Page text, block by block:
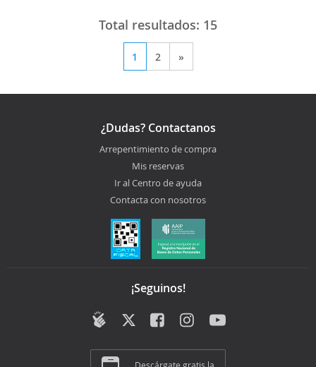
Total resultados: 15
1 2 »
¿Dudas? Contactanos
Arrepentimiento de compra
Mis reservas
Ir al Centro de ayuda
Contacta con nosotros
¡Seguinos!